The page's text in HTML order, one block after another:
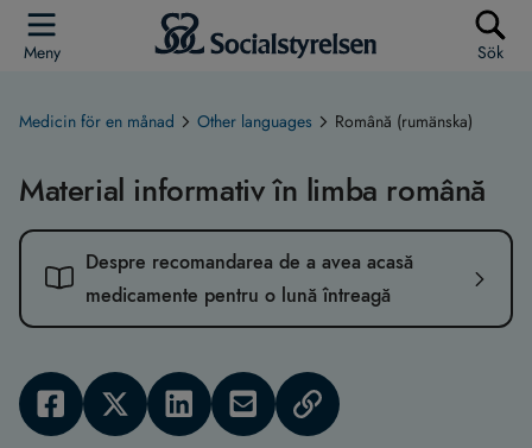
Meny Sök
Medicin för en månad Other languages Română (rumänska)
Material informativ în limba română
Despre recomandarea de a avea acasă
medicamente pentru o lună întreagă